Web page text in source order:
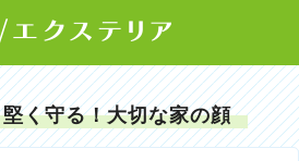
く守る！大切な家の顔